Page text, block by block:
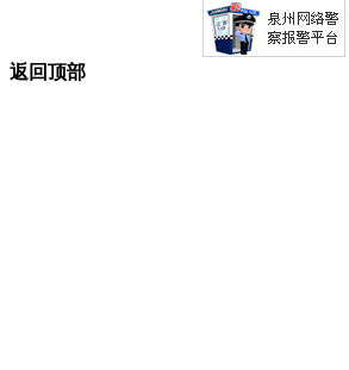
返回顶部